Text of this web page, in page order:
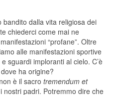
dalla vita religiosa dei
chiederci come mai ne
“profane”. Oltre
alle manifestazioni sportive
sguardi imploranti al cielo. C’è
ha origine?
è il sacro tremendum et
nostri padri. Potremmo dire che